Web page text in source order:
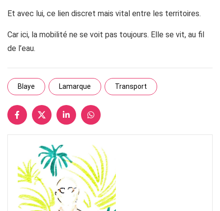
Et avec lui, ce lien discret mais vital entre les territoires.
Car ici, la mobilité ne se voit pas toujours. Elle se vit, au fil
de l’eau.
Blaye Lamarque Transport